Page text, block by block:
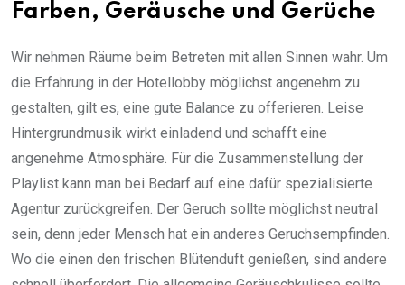
Farben, Geräusche und Gerüche
Wir nehmen Räume beim Betreten mit allen Sinnen wahr. Um
die Erfahrung in der Hotellobby möglichst angenehm zu
gestalten, gilt es, eine gute Balance zu offerieren. Leise
Hintergrundmusik wirkt einladend und schafft eine
angenehme Atmosphäre. Für die Zusammenstellung der
Playlist kann man bei Bedarf auf eine dafür spezialisierte
Agentur zurückgreifen. Der Geruch sollte möglichst neutral
sein, denn jeder Mensch hat ein anderes Geruchsempfinden.
Wo die einen den frischen Blütenduft genießen, sind andere